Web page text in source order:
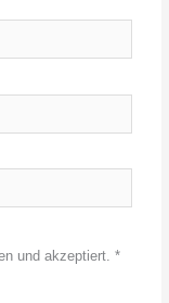
und akzeptiert. *